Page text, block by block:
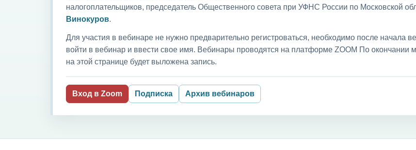
налогоплательщиков, председатель Общественного совета при УФНС России по Московской
Винокуров.
Для участия в вебинаре не нужно предварительно регистроваться, необходимо после начала
войти в вебинар и ввести свое имя. Вебинары проводятся на платформе ZOOM По окончании
на этой странице будет выложена запись.
Вход в Zoom Подписка Архив вебинаров